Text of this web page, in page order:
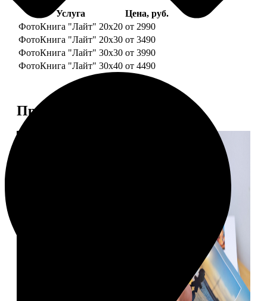
Услуга
Цена, руб.
ФотоКнига "Лайт" 20x20 от 2990
ФотоКнига "Лайт" 20x30 от 3490
ФотоКнига "Лайт" 30x30 от 3990
ФотоКнига "Лайт" 30x40 от 4490
Примеры работ